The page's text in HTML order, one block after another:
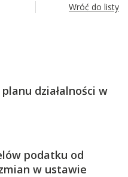
Wróć do listy
działalności w
podatku od
w ustawie